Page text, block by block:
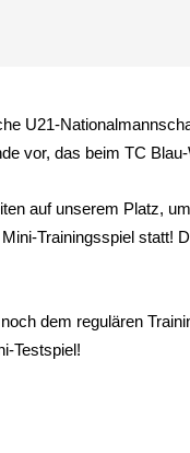
U21-
vor, das beim TC
auf unserem Platz,
Trainingsspiel statt!
dem regulären
Testspiel!